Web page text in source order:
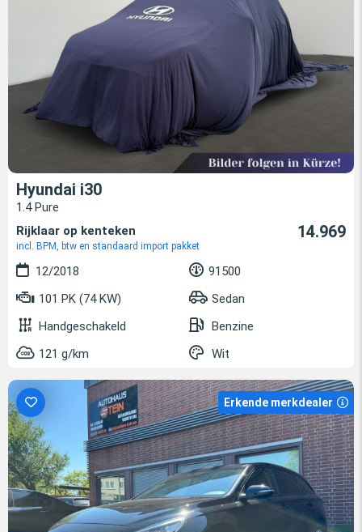
Hyundai i30
1.4 Pure
Rijklaar op kenteken
incl. BPM, btw en standaard import pakket
14.969
12/2018
91500
101 PK (74 KW)
Sedan
Handgeschakeld
Benzine
121 g/km
Wit
Erkende merkdealer